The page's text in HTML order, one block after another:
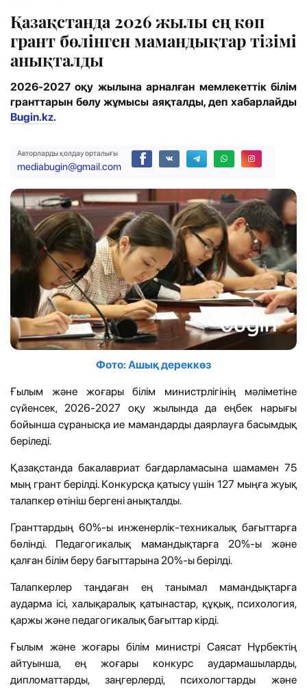
Қазақстанда 2026 жылы ең көп
грант бөлінген мамандықтар тізімі
анықталды
2026-2027 оқу жылына арналған мемлекеттік білім
гранттарын бөлу жұмысы аяқталды, деп хабарлайды
Bugin.kz.
Авторларды қолдау орталығы
mediabugin@gmail.com
Фото: Ашық дереккөз
Ғылым және жоғары білім министрлігінің мәліметіне
сүйенсек, 2026-2027 оқу жылында да еңбек нарығы
бойынша сұранысқа ие мамандарды даярлауға басымдық
беріледі.
Қазақстанда бакалавриат бағдарламасына шамамен 75
мың грант берілді. Конкурсқа қатысу үшін 127 мыңға жуық
талапкер өтініш бергені анықталды.
Гранттардың 60%-ы инженерлік-техникалық бағыттарға
бөлінді. Педагогикалық мамандықтарға 20%-ы және
қалған білім беру бағыттарына 20%-ы берілді.
Талапкерлер таңдаған ең танымал мамандықтарға
аударма ісі, халықаралық қатынастар, құқық, психология,
қаржы және педагогикалық бағыттар кірді.
Ғылым және жоғары білім министрі Саясат Нұрбектің
айтуынша, ең жоғары конкурс аудармашыларды,
дипломаттарды, заңгерлерді, психологтарды және